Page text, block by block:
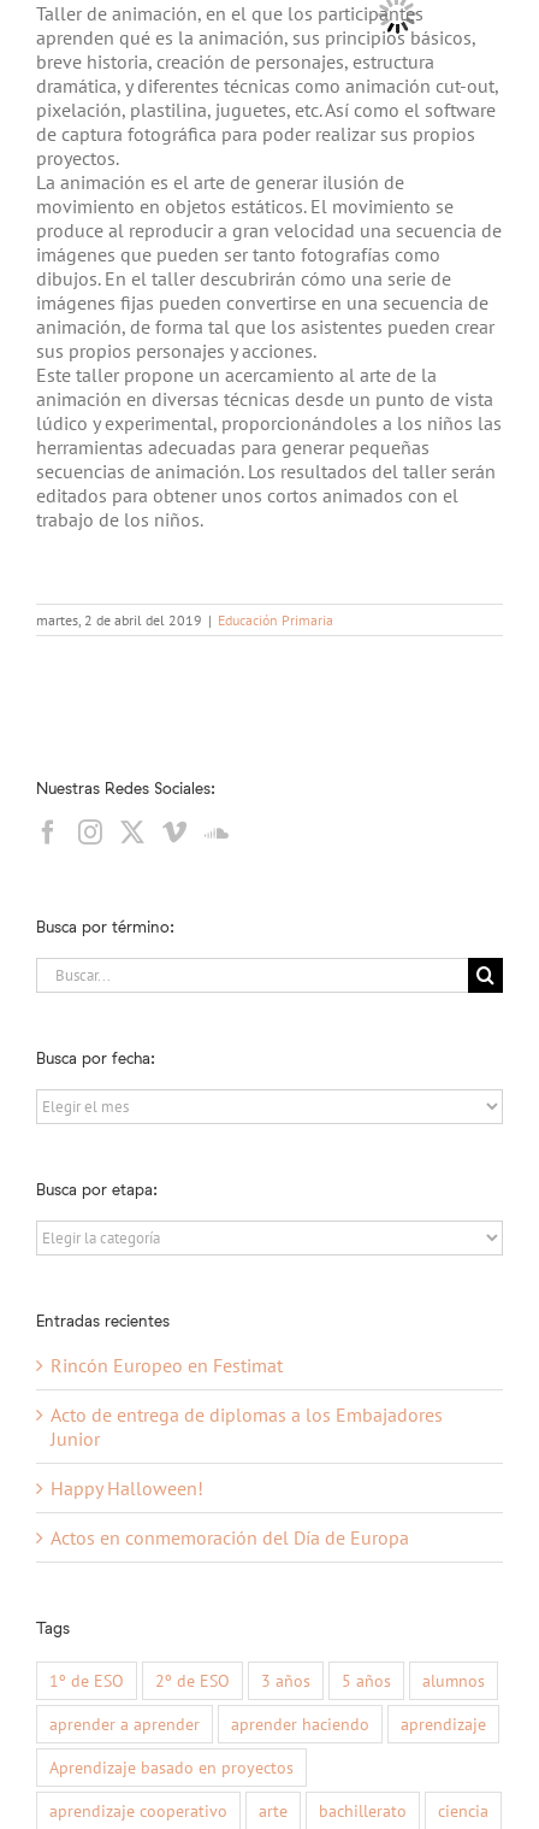
Taller de animación, en el que los participantes
aprenden qué es la animación, sus principios básicos,
breve historia, creación de personajes, estructura
dramática, y diferentes técnicas como animación cut-out,
pixelación, plastilina, juguetes, etc. Así como el software
de captura fotográfica para poder realizar sus propios
proyectos.
La animación es el arte de generar ilusión de
movimiento en objetos estáticos. El movimiento se
produce al reproducir a gran velocidad una secuencia de
imágenes que pueden ser tanto fotografías como
dibujos. En el taller descubrirán cómo una serie de
imágenes fijas pueden convertirse en una secuencia de
animación, de forma tal que los asistentes pueden crear
sus propios personajes y acciones.
Este taller propone un acercamiento al arte de la
animación en diversas técnicas desde un punto de vista
lúdico y experimental, proporcionándoles a los niños las
herramientas adecuadas para generar pequeñas
secuencias de animación. Los resultados del taller serán
editados para obtener unos cortos animados con el
trabajo de los niños.
martes, 2 de abril del 2019 | Educación Primaria
Nuestras Redes Sociales:
Busca por término:
Buscar:
Busca por fecha:
Busca
por
Busca por etapa:
Busca
por
Entradas recientes
Rincón Europeo en Festimat
Acto de entrega de diplomas a los Embajadores
Junior
Happy Halloween!
Actos en conmemoración del Día de Europa
Tags
1º de ESO 2º de ESO 3 años 5 años
alumnos
aprender a aprender
aprender haciendo
aprendizaje
Aprendizaje basado en proyectos
aprendizaje cooperativo
arte bachillerato ciencia